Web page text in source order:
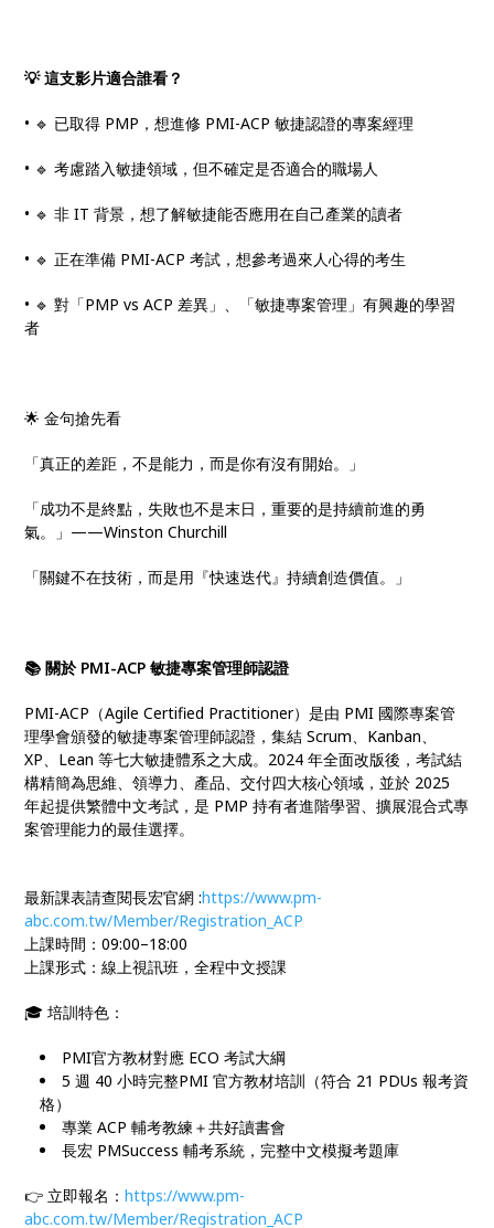
💡 這支影片適合誰看？
• 🔹 已取得 PMP，想進修 PMI-ACP 敏捷認證的專案經理
• 🔹 考慮踏入敏捷領域，但不確定是否適合的職場人
• 🔹 非 IT 背景，想了解敏捷能否應用在自己產業的讀者
• 🔹 正在準備 PMI-ACP 考試，想參考過來人心得的考生
• 🔹 對「PMP vs ACP 差異」、「敏捷專案管理」有興趣的學習
者
🌟 金句搶先看
「真正的差距，不是能力，而是你有沒有開始。」
「成功不是終點，失敗也不是末日，重要的是持續前進的勇
氣。」——Winston Churchill
「關鍵不在技術，而是用『快速迭代』持續創造價值。」
📚 關於 PMI-ACP 敏捷專案管理師認證
PMI-ACP（Agile Certified Practitioner）是由 PMI 國際專案管
理學會頒發的敏捷專案管理師認證，集結 Scrum、Kanban、
XP、Lean 等七大敏捷體系之大成。2024 年全面改版後，考試結
構精簡為思維、領導力、產品、交付四大核心領域，並於 2025
年起提供繁體中文考試，是 PMP 持有者進階學習、擴展混合式專
案管理能力的最佳選擇。
最新課表請查閱長宏官網 :https://www.pm-
abc.com.tw/Member/Registration_ACP
上課時間：09:00–18:00
上課形式：線上視訊班，全程中文授課
🎓 培訓特色：
PMI官方教材對應 ECO 考試大綱
5 週 40 小時完整PMI 官方教材培訓（符合 21 PDUs 報考資
格）
專業 ACP 輔考教練＋共好讀書會
長宏 PMSuccess 輔考系統，完整中文模擬考題庫
👉 立即報名：https://www.pm-
abc.com.tw/Member/Registration_ACP